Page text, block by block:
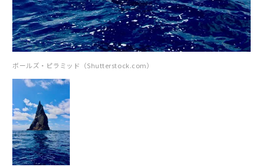
ボールズ・ピラミッド（Shutterstock.com）